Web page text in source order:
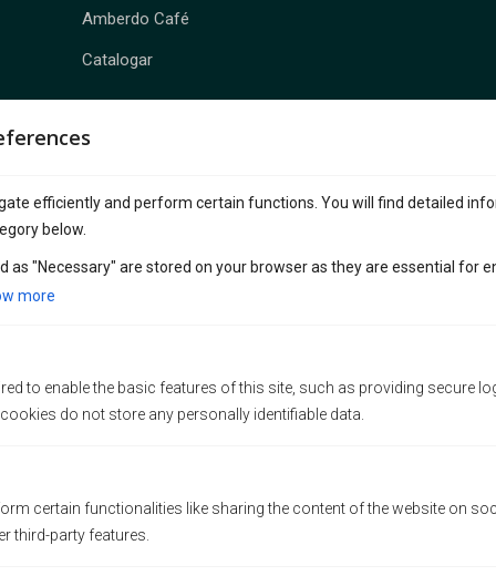
efficiently and perform certain functions. You will find detailed
below.
as "Necessary" are stored on your browser as they are essential for
more
to enable the basic features of this site, such as providing secure
do not store any personally identifiable data.
certain functionalities like sharing the content of the website on
third-party features.
Amberdo Café
Catalogar
UBICACIONES Y OFICINAS
Oficina de ventas de franquicias
Vancouver, Columbia Británica V6C 1T2
Nuestras cafeterías
Sucursal North Vancouver: 1089 Roosevelt
Crescent, North Vancouver, BC V7P 1M4
BC V6Z 2B8
Sucursal West Georgia : 1306 1328 W Georgia
LAS NOTICIAS MÁS RECIENTES